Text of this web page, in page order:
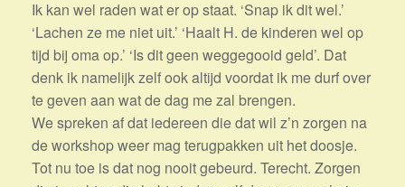
Ik kan wel raden wat er op staat. ‘Snap ik dit wel.’
‘Lachen ze me niet uit.’ ‘Haalt H. de kinderen wel op
tijd bij oma op.’ ‘Is dit geen weggegooid geld’. Dat
denk ik namelijk zelf ook altijd voordat ik me durf over
te geven aan wat de dag me zal brengen.
We spreken af dat iedereen die dat wil z’n zorgen na
de workshop weer mag terugpakken uit het doosje.
Tot nu toe is dat nog nooit gebeurd. Terecht. Zorgen